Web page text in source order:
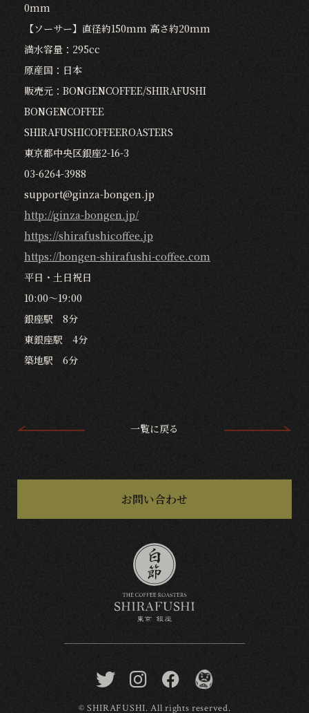
0mm
【ソーサー】直径約150mm 高さ約20mm
満水容量：295cc
原産国：日本
販売元：BONGENCOFFEE/SHIRAFUSHI
BONGENCOFFEE
SHIRAFUSHICOFFEEROASTERS
東京都中央区銀座2-16-3
03-6264-3988
support@ginza-bongen.jp
http://ginza-bongen.jp/
https://shirafushicoffee.jp
https://bongen-shirafushi-coffee.com
平日・土日祝日
10:00〜19:00
銀座駅 8分
東銀座駅 4分
築地駅 6分
一覧に戻る
お問い合わせ
© SHIRAFUSHI. All rights reserved.